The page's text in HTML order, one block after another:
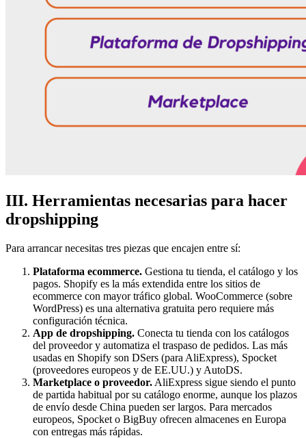
III. Herramientas necesarias para hacer
dropshipping
Para arrancar necesitas tres piezas que encajen entre sí:
Plataforma ecommerce. Gestiona tu tienda, el catálogo y los
pagos. Shopify es la más extendida entre los sitios de
ecommerce con mayor tráfico global. WooCommerce (sobre
WordPress) es una alternativa gratuita pero requiere más
configuración técnica.
App de dropshipping. Conecta tu tienda con los catálogos
del proveedor y automatiza el traspaso de pedidos. Las más
usadas en Shopify son DSers (para AliExpress), Spocket
(proveedores europeos y de EE.UU.) y AutoDS.
Marketplace o proveedor. AliExpress sigue siendo el punto
de partida habitual por su catálogo enorme, aunque los plazos
de envío desde China pueden ser largos. Para mercados
europeos, Spocket o BigBuy ofrecen almacenes en Europa
con entregas más rápidas.